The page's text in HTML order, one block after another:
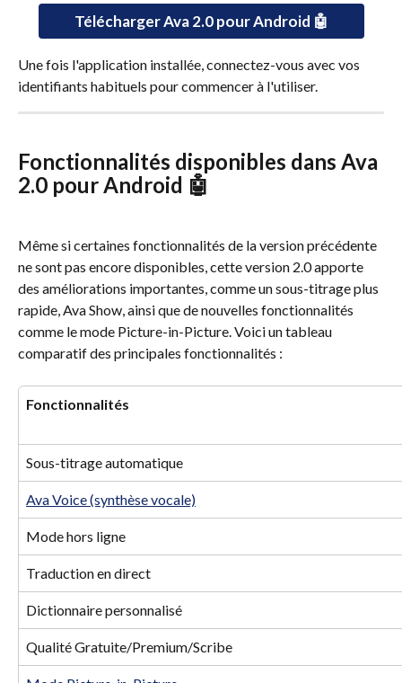
Télécharger Ava 2.0 pour Android 🤖
Une fois l'application installée, connectez-vous avec vos
identifiants habituels pour commencer à l'utiliser.
Fonctionnalités disponibles dans Ava
2.0 pour Android 🤖
Même si certaines fonctionnalités de la version précédente
ne sont pas encore disponibles, cette version 2.0 apporte
des améliorations importantes, comme un sous-titrage plus
rapide, Ava Show, ainsi que de nouvelles fonctionnalités
comme le mode Picture-in-Picture. Voici un tableau
comparatif des principales fonctionnalités :
Fonctionnalités
Sous-titrage automatique
Ava Voice (synthèse vocale)
Mode hors ligne
Traduction en direct
Dictionnaire personnalisé
Qualité Gratuite/Premium/Scribe